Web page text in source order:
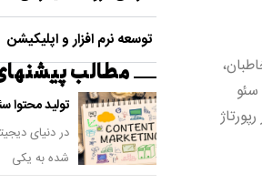
توسعه نرم افزار و اپلیکیشن
مطالب
تولید
در دنیای
شده به یکی